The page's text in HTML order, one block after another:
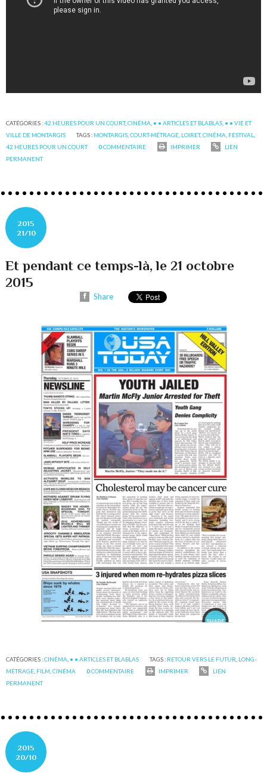
CATÉGORIES :42 HEURES POUR UN COURT,CINÉMA • • ARTICLES ET BLABLAS • • VIE ET
VILLE DE MONTARGIS
TAGS : MONTARGIS ,COURT-MÉTRAGE LOIRET,CINÉMA FESTIVAL
42 HEURES POUR UN COURT
0COMMENTAIRE IMPRIMER
LIEN
PERMANENT
2015
21/10
Et pendant ce temps-là, le 21 octobre
2015
Share
CATÉGORIES :CINÉMA • • ARTICLES ET BLABLAS TAGS : RETOUR VERS LE FUTUR LONG-
MÉTRAGE FILM ,CINÉMA 0COMMENTAIRE IMPRIMER
LIEN
PERMANENT
2015
20/10